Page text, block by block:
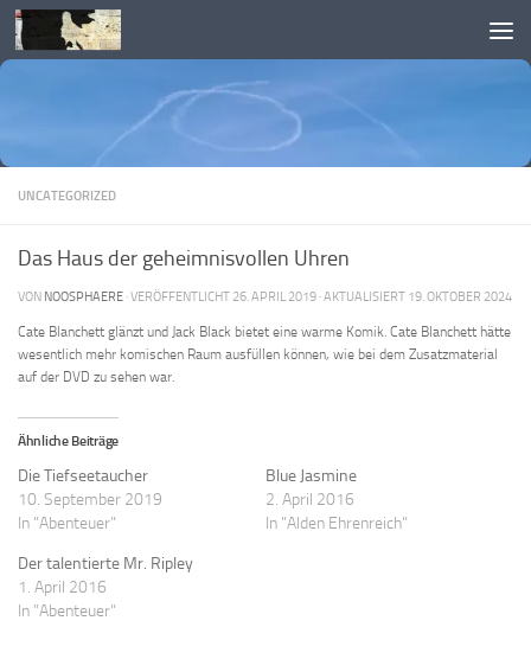
Skip to content
UNCATEGORIZED
Das Haus der geheimnisvollen Uhren
VON NOOSPHAERE · VERÖFFENTLICHT 26. APRIL 2019 · AKTUALISIERT 19. OKTOBER 2024
Cate Blanchett glänzt und Jack Black bietet eine warme Komik. Cate Blanchett hätte
wesentlich mehr komischen Raum ausfüllen können, wie bei dem Zusatzmaterial
auf der DVD zu sehen war.
Ähnliche Beiträge
Die Tiefseetaucher
10. September 2019
In "Abenteuer"
Blue Jasmine
2. April 2016
In "Alden Ehrenreich"
Der talentierte Mr. Ripley
1. April 2016
In "Abenteuer"